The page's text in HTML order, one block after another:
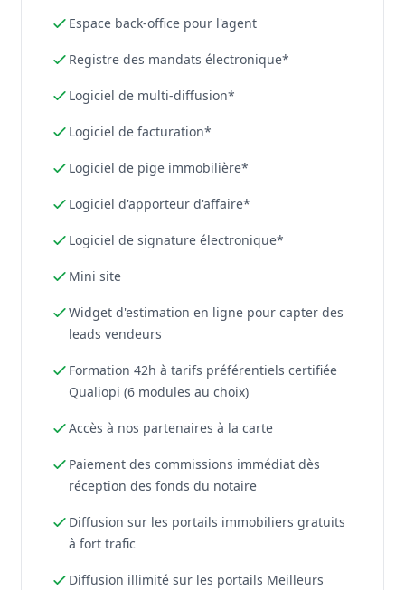
Espace back-office pour l'agent
Registre des mandats électronique*
Logiciel de multi-diffusion*
Logiciel de facturation*
Logiciel de pige immobilière*
Logiciel d'apporteur d'affaire*
Logiciel de signature électronique*
Mini site
Widget d'estimation en ligne pour capter des
leads vendeurs
Formation 42h à tarifs préférentiels certifiée
Qualiopi (6 modules au choix)
Accès à nos partenaires à la carte
Paiement des commissions immédiat dès
réception des fonds du notaire
Diffusion sur les portails immobiliers gratuits
à fort trafic
Diffusion illimité sur les portails Meilleurs